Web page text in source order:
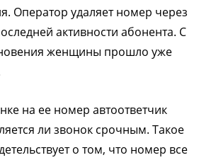
Оператор удаляет номер через
активности абонента. С
женщины прошло уже
на ее номер автоответчик
ли звонок срочным. Такое
о том, что номер все